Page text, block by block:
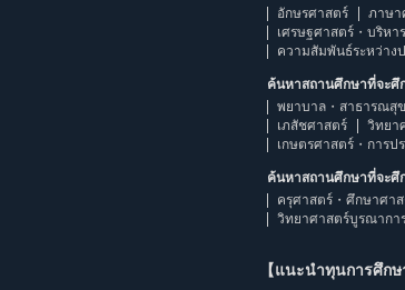
อักษรศาสตร์
ภาษา
เศรษฐศาสตร์・บริห
ความสัมพันธ์ระหว่าง
ค้นหาสถานศึกษาที่จะศึ
พยาบาล・สาธารณสุ
เภสัชศาสตร์
วิทยา
เกษตรศาสตร์・การป
ค้นหาสถานศึกษาที่จะศึ
ครุศาสตร์・ศึกษาศา
วิทยาศาสตร์บูรณากา
【แนะนำทุนการศึกษ